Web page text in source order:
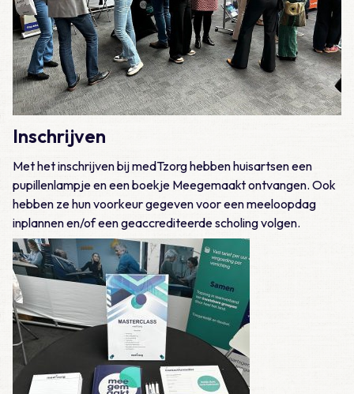
Inschrijven
Met het inschrijven bij medTzorg hebben huisartsen een
pupillenlampje en een boekje Meegemaakt ontvangen. Ook
hebben ze hun voorkeur gegeven voor een meeloopdag
inplannen en/of een geaccrediteerde scholing volgen.